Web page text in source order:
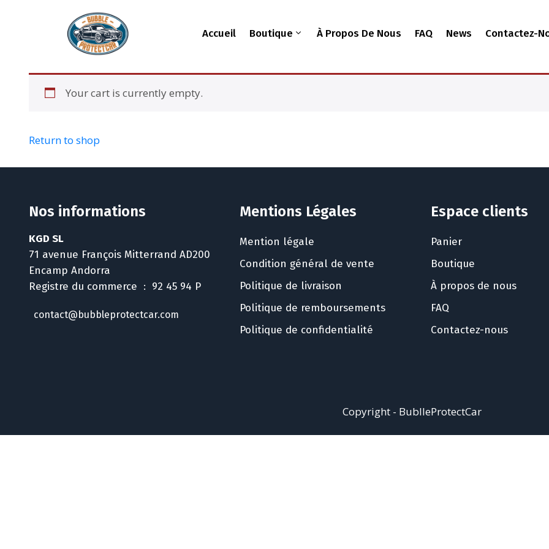
Accueil Boutique À Propos De Nous FAQ News Contactez-
Your cart is currently empty.
Return to shop
Nos informations
KGD SL
71 avenue François Mitterrand AD200
Encamp Andorra
Registre du commerce : 92 45 94 P
contact@bubbleprotectcar.com
Mentions Légales
Mention légale
Condition général de vente
Politique de livraison
Politique de remboursements
Politique de confidentialité
Espace clients
Panier
Boutique
À propos de nous
FAQ
Contactez-nous
Copyright - BublleProtectCar